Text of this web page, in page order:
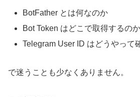
BotFather とは何なのか
Bot Token はどこで取得するのか
Telegram User ID はどうやって
で迷うことも少なくありません。